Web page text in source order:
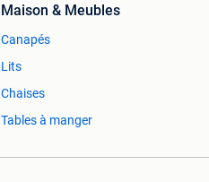
Maison & Meubles
Canapés
Lits
Chaises
Tables à manger